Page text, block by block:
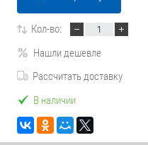
Кол-во:
Нашли дешевле
Рассчитать доставку
В наличии